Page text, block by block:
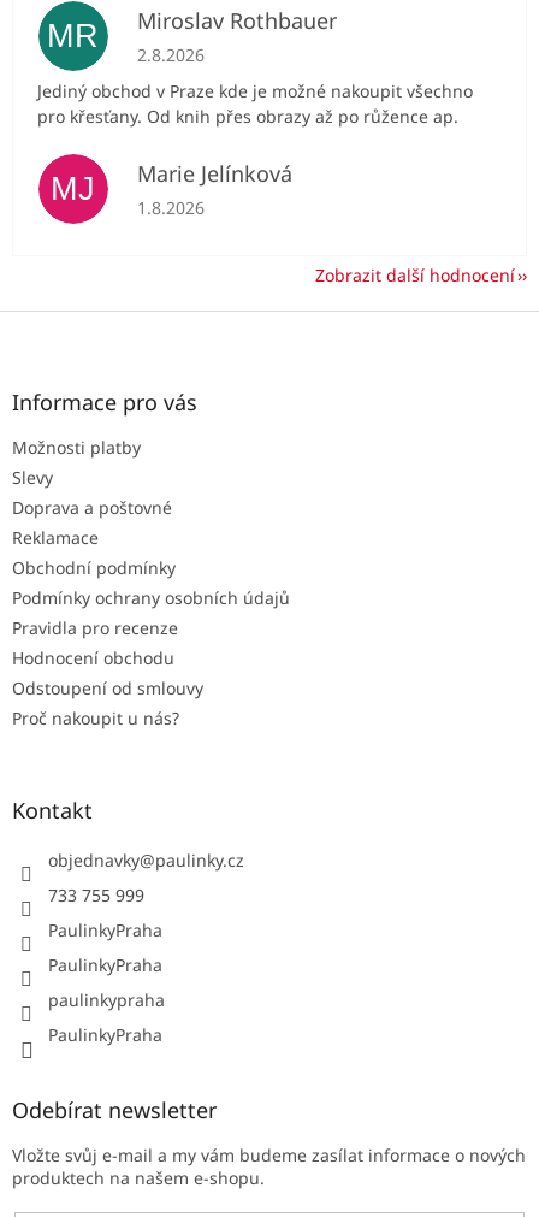
MR Miroslav Rothbauer
Hodnocení obchodu je 5 z 5 hvězdiček.
2.8.2026
Jediný obchod v Praze kde je možné nakoupit všechno
pro křesťany. Od knih přes obrazy až po růžence ap.
MJ Marie Jelínková
Hodnocení obchodu je 5 z 5 hvězdiček.
1.8.2026
Zobrazit další hodnocení
Z
Informace pro vás
Možnosti platby
Slevy
Doprava a poštovné
Reklamace
Obchodní podmínky
Podmínky ochrany osobních údajů
Pravidla pro recenze
Hodnocení obchodu
Odstoupení od smlouvy
Proč nakoupit u nás?
Kontakt
objednavky@paulinky.cz
733 755 999
PaulinkyPraha
PaulinkyPraha
paulinkypraha
PaulinkyPraha
Odebírat newsletter
Vložte svůj e-mail a my vám budeme zasílat informace o nových
produktech na našem e-shopu.